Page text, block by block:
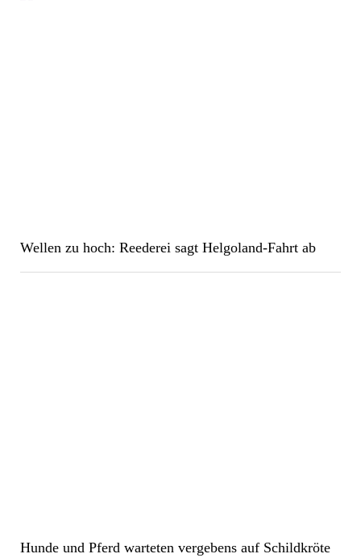
Wellen zu hoch: Reederei sagt Helgoland-Fahrt ab
Hunde und Pferd warteten vergebens auf Schildkröte